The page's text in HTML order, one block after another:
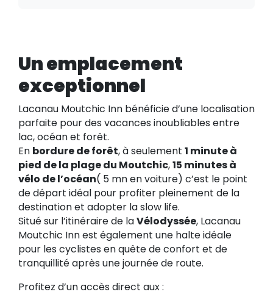
Un emplacement
exceptionnel
Lacanau Moutchic Inn bénéficie d’une localisation
parfaite pour des vacances inoubliables entre
lac, océan et forêt.
En bordure de forêt, à seulement 1 minute à
pied de la plage du Moutchic,15 minutes à
vélo de l’océan( 5 mn en voiture) c’est le point
de départ idéal pour profiter pleinement de la
destination et adopter la slow life.
Situé sur l’itinéraire de laVélodyssée, Lacanau
Moutchic Inn est également une halte idéale
pour les cyclistes en quête de confort et de
tranquillité après une journée de route.
Profitez d’un accès direct aux :